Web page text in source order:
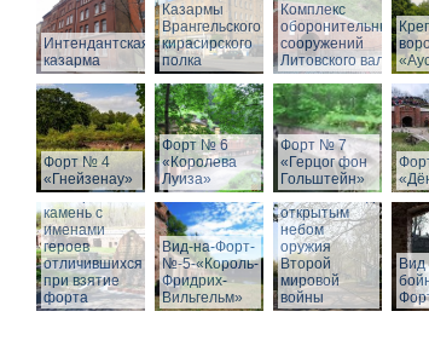
Интендантская
казарма
Казармы
Врангельского
кирасирского
полка
Комплекс
оборонительных
сооружений
Литовского вала
Форт № 4
«Гнейзенау»
Форт № 6
«Королева
Луиза»
Форт № 7
«Герцог фон
Гольштейн»
Мемориальный
камень с
именами
героев
отличившихся
при взятие
форта
Вид-на-Форт-
№-5-«Король-
Фридрих-
Вильгельм»
Выставка под
открытым
небом
оружия
Второй
мировой
войны
Вид